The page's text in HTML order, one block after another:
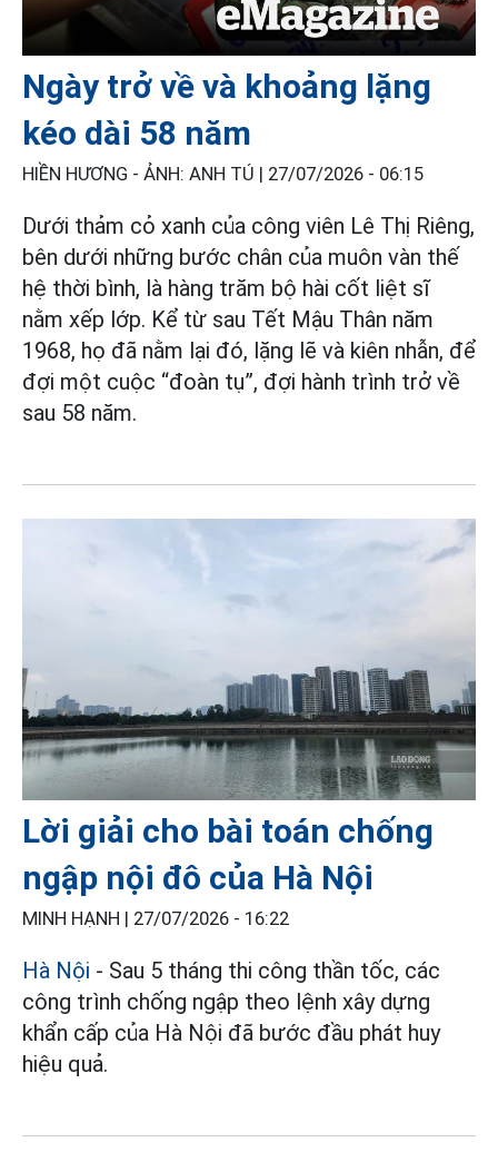
Ngày trở về và khoảng lặng
kéo dài 58 năm
HIỀN HƯƠNG - ẢNH: ANH TÚ | 27/07/2026 - 06:15
Dưới thảm cỏ xanh của công viên Lê Thị Riêng,
bên dưới những bước chân của muôn vàn thế
hệ thời bình, là hàng trăm bộ hài cốt liệt sĩ
nằm xếp lớp. Kể từ sau Tết Mậu Thân năm
1968, họ đã nằm lại đó, lặng lẽ và kiên nhẫn, để
đợi một cuộc “đoàn tụ”, đợi hành trình trở về
sau 58 năm.
Lời giải cho bài toán chống
ngập nội đô của Hà Nội
MINH HẠNH | 27/07/2026 - 16:22
Hà Nội - Sau 5 tháng thi công thần tốc, các
công trình chống ngập theo lệnh xây dựng
khẩn cấp của Hà Nội đã bước đầu phát huy
hiệu quả.